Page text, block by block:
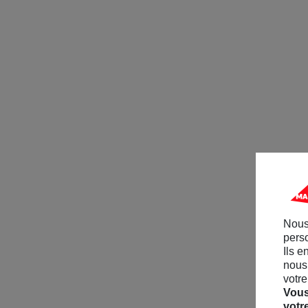
Ils